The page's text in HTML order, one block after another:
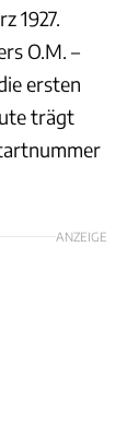
1927.
O.M. –
ersten
trägt
ANZEIGE